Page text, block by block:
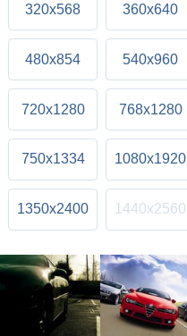
320x568 360x640
480x854 540x960
720x1280 768x1280
750x1334 1080x1920
1350x2400 1440x2560